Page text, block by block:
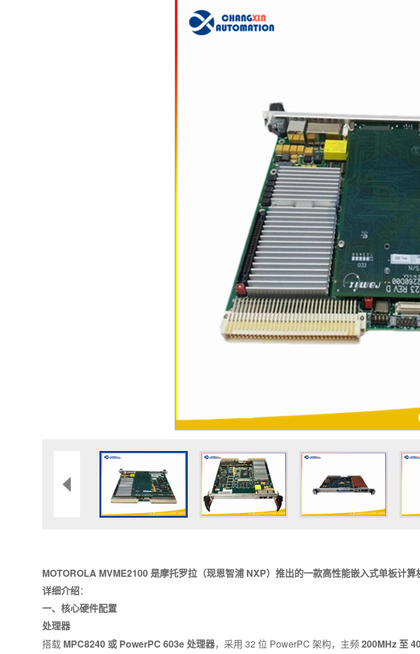
MOTOROLA MVME2100 是摩托罗拉（现恩智浦 NXP）推出的一款高性能嵌入式单板计
详细介绍：
一、核心硬件配置
处理器
搭载 MPC8240 或 PowerPC 603e 处理器，采用 32 位 PowerPC 架构，主频200MHz 至